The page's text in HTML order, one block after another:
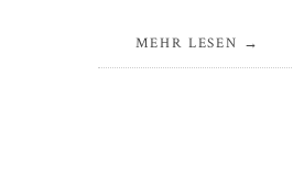
MEHR LESEN